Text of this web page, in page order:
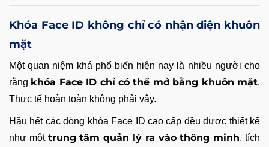
Khóa Face ID không chỉ có nhận diện khuôn
mặt
Một quan niệm khá phổ biến hiện nay là nhiều người cho
rằng khóa Face ID chỉ có thể mở bằng khuôn mặt.
Thực tế hoàn toàn không phải vậy.
Hầu hết các dòng khóa Face ID cao cấp đều được thiết kế
như một trung tâm quản lý ra vào thông minh, tích